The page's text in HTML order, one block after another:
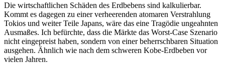
Die wirtschaftlichen Schäden des Erdbebens sind kalkulierbar.
Kommt es dagegen zu einer verheerenden atomaren Verstrahlung
Tokios und weiter Teile Japans, wäre das eine Tragödie ungeahnten
Ausmaßes. Ich befürchte, dass die Märkte das Worst-Case Szenario
nicht eingepreist haben, sondern von einer beherrschbaren Situation
ausgehen. Ähnlich wie nach dem schweren Kobe-Erdbeben vor
vielen Jahren.